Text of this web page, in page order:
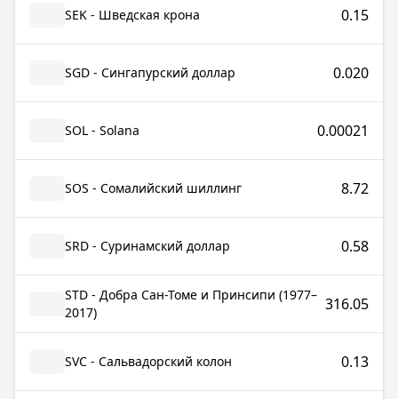
SEK - Шведская крона 0.15
SGD - Сингапурский доллар 0.020
SOL - Solana 0.00021
SOS - Сомалийский шиллинг 8.72
SRD - Суринамский доллар 0.58
STD - Добра Сан-Томе и Принсипи (1977–
2017)
316.05
SVC - Сальвадорский колон 0.13